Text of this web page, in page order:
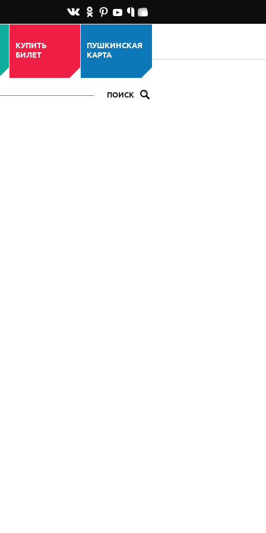
КУПИТЬ
БИЛЕТ
ПУШКИНСКАЯ
КАРТА
ПОИСК